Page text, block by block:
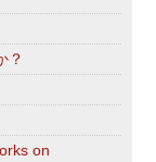
？
on